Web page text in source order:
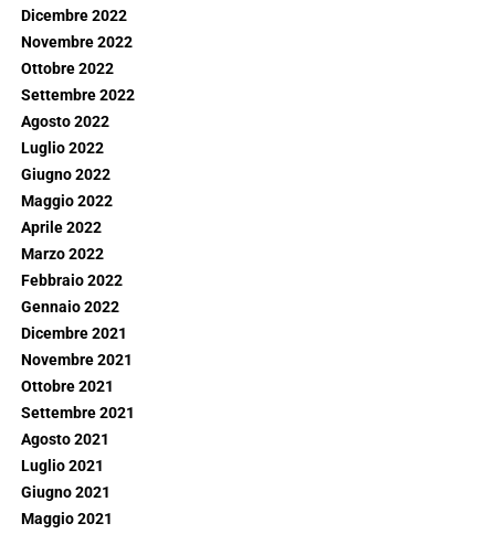
Dicembre 2022
Novembre 2022
Ottobre 2022
Settembre 2022
Agosto 2022
Luglio 2022
Giugno 2022
Maggio 2022
Aprile 2022
Marzo 2022
Febbraio 2022
Gennaio 2022
Dicembre 2021
Novembre 2021
Ottobre 2021
Settembre 2021
Agosto 2021
Luglio 2021
Giugno 2021
Maggio 2021